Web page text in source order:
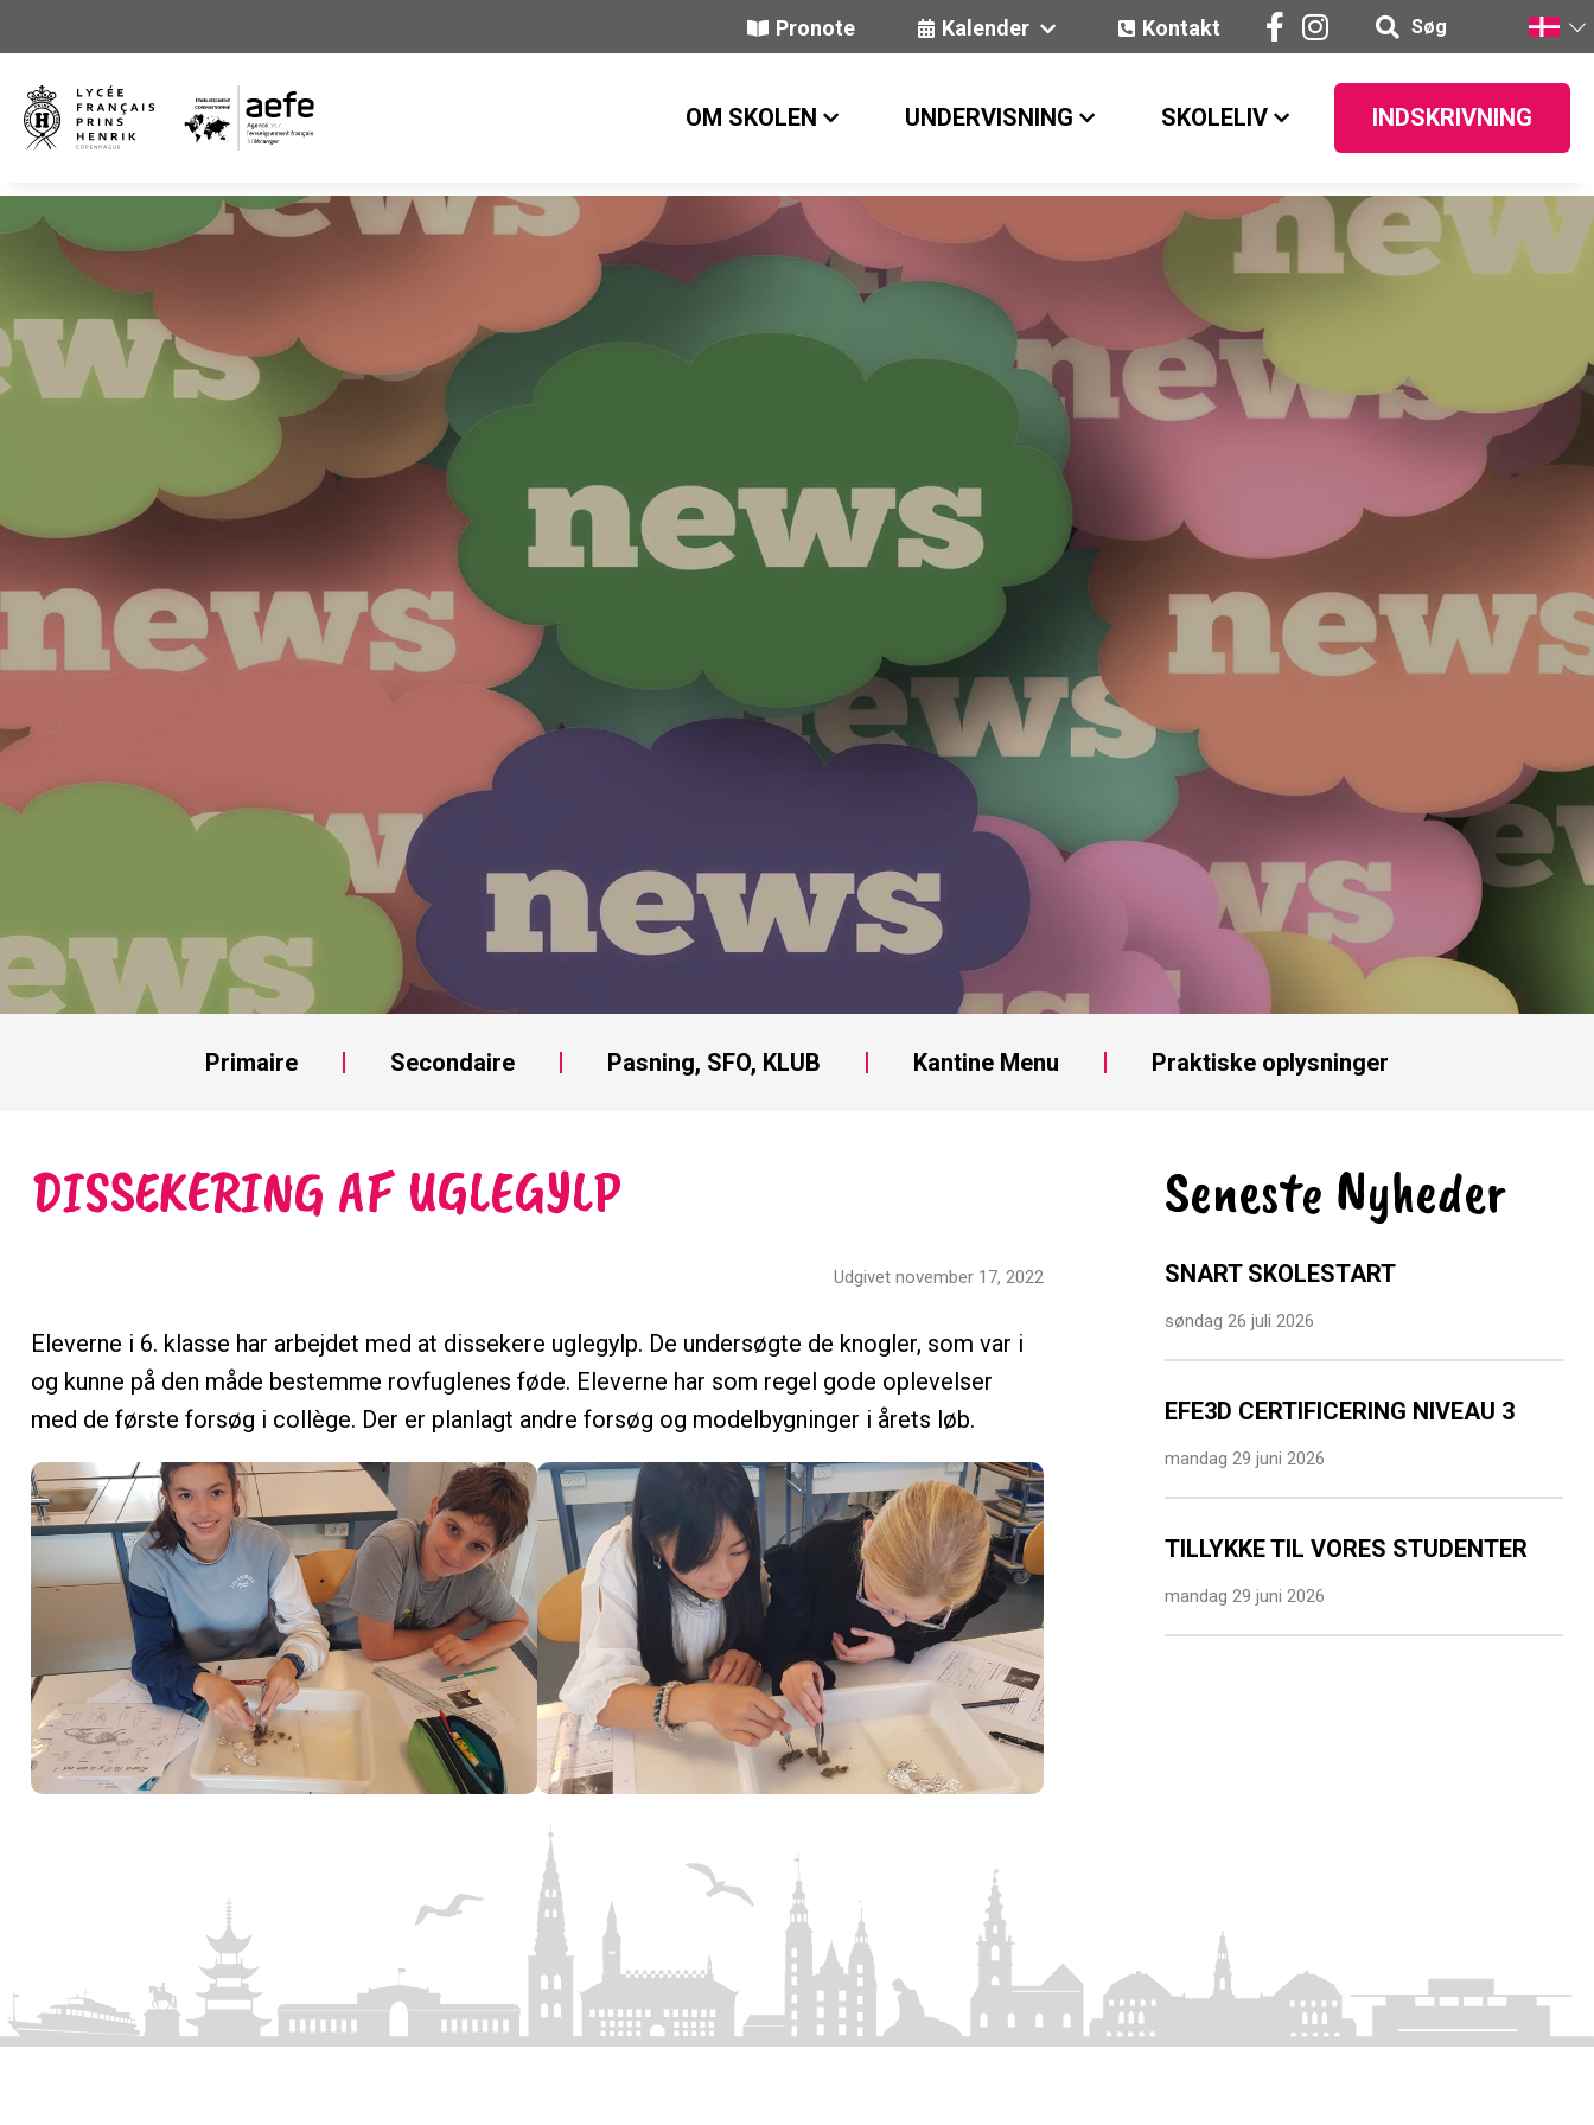
Pronote Kalender Kontakt Søg
OM SKOLEN UNDERVISNING SKOLELIV INDSKRIVNING
Primaire Secondaire Pasning, SFO, KLUB Kantine Menu Praktiske oplysninger
DISSEKERING AF UGLEGYLP
Udgivet november 17, 2022
Eleverne i 6. klasse har arbejdet med at dissekere uglegylp. De undersøgte de knogler, som var i
og kunne på den måde bestemme rovfuglenes føde. Eleverne har som regel gode oplevelser
med de første forsøg i collège. Der er planlagt andre forsøg og modelbygninger i årets løb.
Seneste Nyheder
SNART SKOLESTART
søndag 26 juli 2026
EFE3D CERTIFICERING NIVEAU 3
mandag 29 juni 2026
TILLYKKE TIL VORES STUDENTER
mandag 29 juni 2026